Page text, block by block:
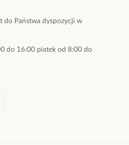
do Państwa dyspozycji w
do 16:00 piatek od 8:00 do